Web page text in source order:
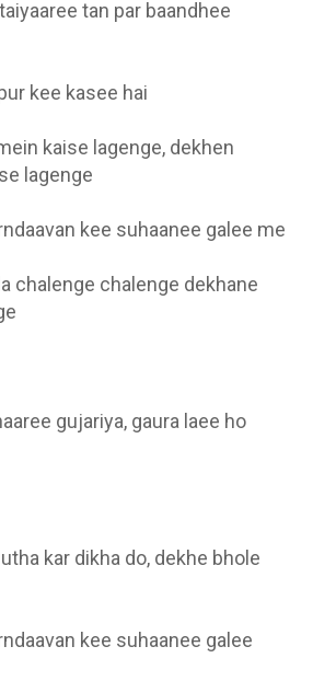
tan par baandhee
kee kasee hai
kaise lagenge, dekhen
lagenge
kee suhaanee galee me
chalenge chalenge dekhane
gujariya, gaura laee ho
kar dikha do, dekhe bhole
kee suhaanee galee